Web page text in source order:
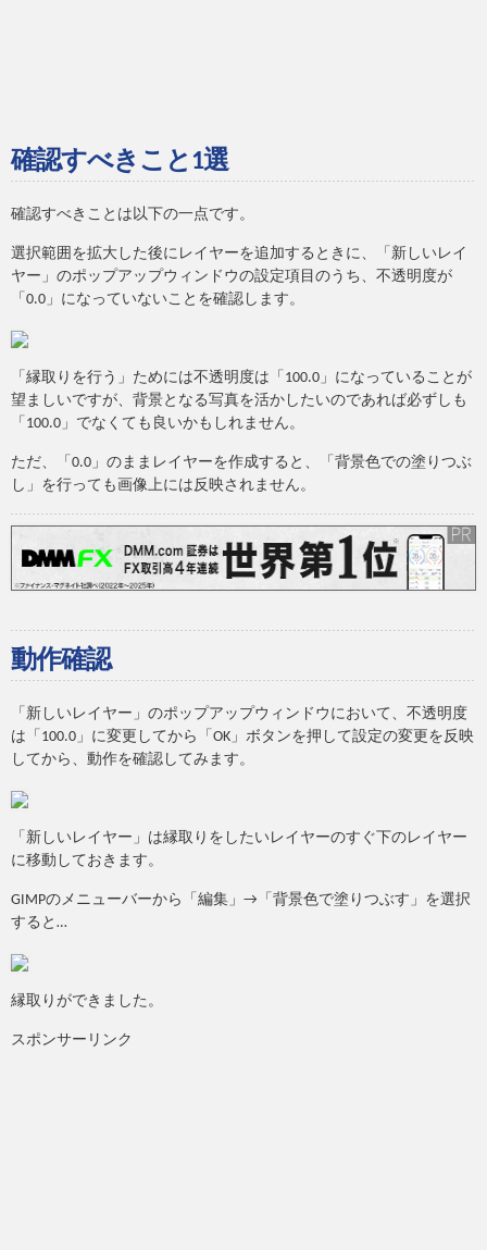
確認すべきこと1選
確認すべきことは以下の一点です。
選択範囲を拡大した後にレイヤーを追加するときに、「新しいレイ
ヤー」のポップアップウィンドウの設定項目のうち、不透明度が
「0.0」になっていないことを確認します。
「縁取りを行う」ためには不透明度は「100.0」になっていることが
望ましいですが、背景となる写真を活かしたいのであれば必ずしも
「100.0」でなくても良いかもしれません。
ただ、「0.0」のままレイヤーを作成すると、「背景色での塗りつぶ
し」を行っても画像上には反映されません。
動作確認
「新しいレイヤー」のポップアップウィンドウにおいて、不透明度
は「100.0」に変更してから「OK」ボタンを押して設定の変更を反映
してから、動作を確認してみます。
「新しいレイヤー」は縁取りをしたいレイヤーのすぐ下のレイヤー
に移動しておきます。
GIMPのメニューバーから「編集」→「背景色で塗りつぶす」を選択
すると…
縁取りができました。
スポンサーリンク